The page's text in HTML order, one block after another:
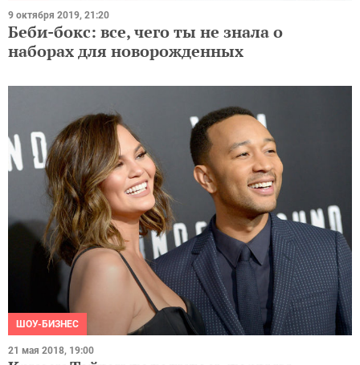
9 октября 2019, 21:20
Беби-бокс: все, чего ты не знала о
наборах для новорожденных
ШОУ-БИЗНЕС
21 мая 2018, 19:00